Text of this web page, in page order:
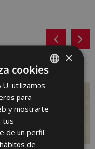
NUEVO
SPANISH
ENGLISH
GERMAN
×
cookies
utilizamos
para
y mostrarte
tus
de un perfil
de